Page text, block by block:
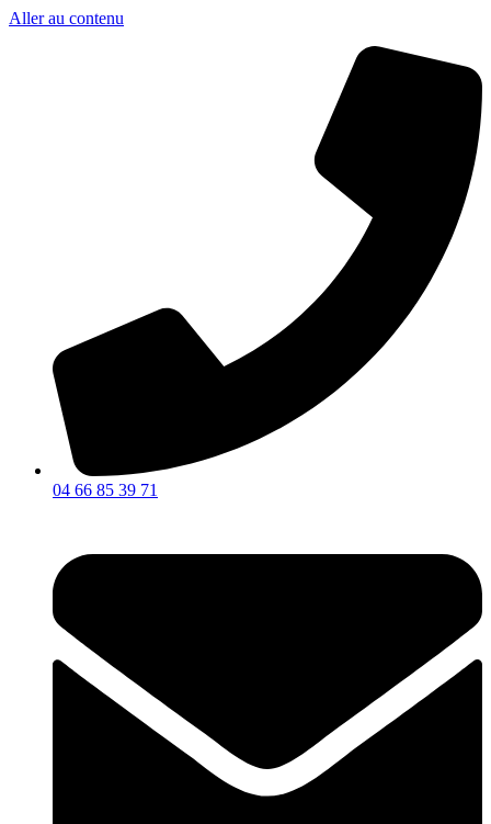
Aller au contenu
04 66 85 39 71